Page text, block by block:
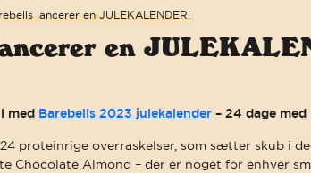
lancerer en JULEKALENDER!
en
med Barebells 2023 julekalender – 24 dage
proteinrige overraskelser, som sætter skub i
Chocolate Almond – der er noget for enhver